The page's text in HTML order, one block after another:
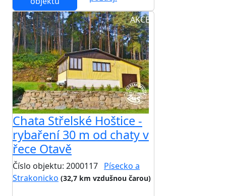
AKCE
Chata Střelské Hoštice -
rybaření 30 m od chaty v
řece Otavě
Číslo objektu: 2000117 Písecko a
Strakonicko (32,7 km vzdušnou čarou)